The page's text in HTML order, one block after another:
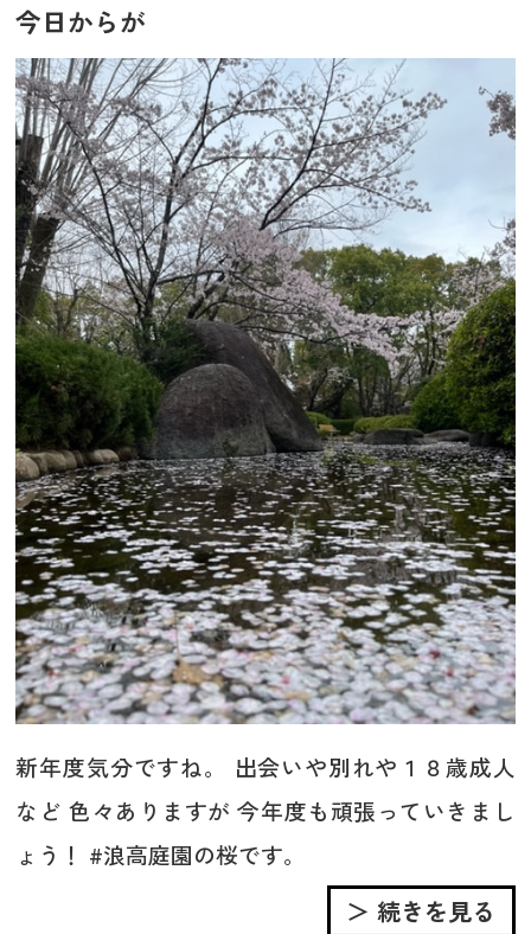
今日からが
新年度気分ですね。 出会いや別れや１８歳成人
など 色々ありますが 今年度も頑張っていきまし
ょう！ #浪高庭園の桜です。
＞ 続きを見る